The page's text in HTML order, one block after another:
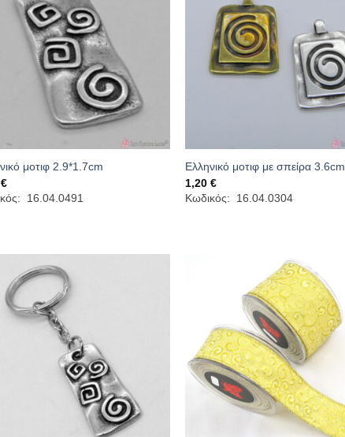
μοτιφ 2.9*1.7cm
€
16.04.0491
Ελληνικό μοτιφ με σπείρα 3.6cm
1,20€
Κωδικός: 16.04.0304